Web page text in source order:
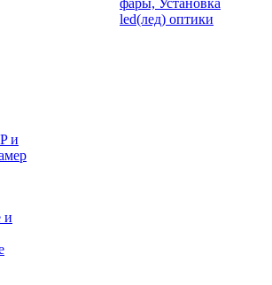
и
и
фары, Установка
led(лед) оптики